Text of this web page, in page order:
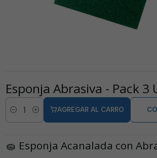
Esponja Abrasiva - Pack 3
Cantidad
AGREGAR AL CARRO
🧽 Esponja Acanalada con